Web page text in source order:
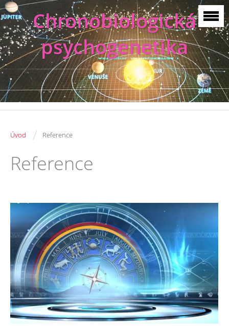
Chronobiologická
psychogenetika
Úvod / Reference
Reference